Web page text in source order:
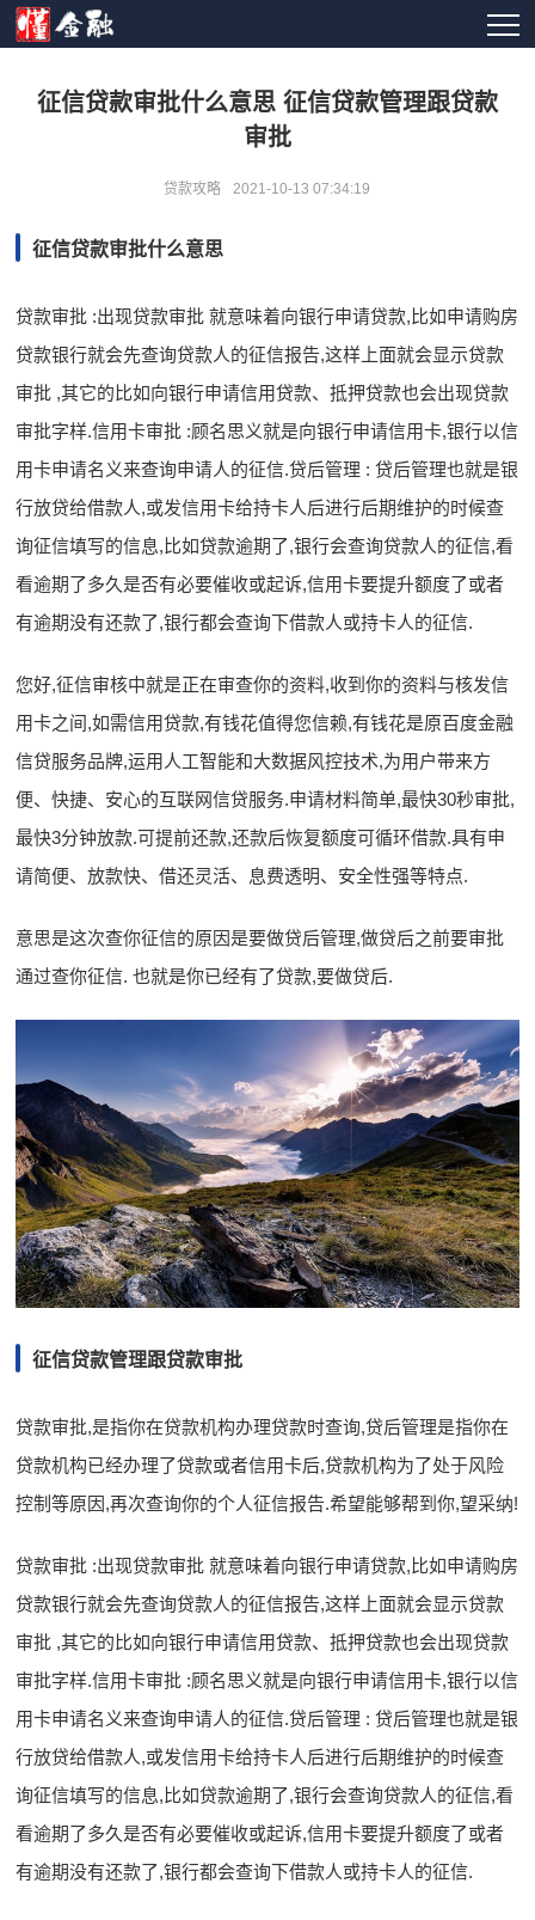
征信贷款审批什么意思 征信贷款管理跟贷款
审批
贷款攻略 2021-10-13 07:34:19
征信贷款审批什么意思
贷款审批 :出现贷款审批 就意味着向银行申请贷款,比如申请购房
贷款银行就会先查询贷款人的征信报告,这样上面就会显示贷款
审批 ,其它的比如向银行申请信用贷款、抵押贷款也会出现贷款
审批字样.信用卡审批 :顾名思义就是向银行申请信用卡,银行以信
用卡申请名义来查询申请人的征信.贷后管理 : 贷后管理也就是银
行放贷给借款人,或发信用卡给持卡人后进行后期维护的时候查
询征信填写的信息,比如贷款逾期了,银行会查询贷款人的征信,看
看逾期了多久是否有必要催收或起诉,信用卡要提升额度了或者
有逾期没有还款了,银行都会查询下借款人或持卡人的征信.
您好,征信审核中就是正在审查你的资料,收到你的资料与核发信
用卡之间,如需信用贷款,有钱花值得您信赖,有钱花是原百度金融
信贷服务品牌,运用人工智能和大数据风控技术,为用户带来方
便、快捷、安心的互联网信贷服务.申请材料简单,最快30秒审批,
最快3分钟放款.可提前还款,还款后恢复额度可循环借款.具有申
请简便、放款快、借还灵活、息费透明、安全性强等特点.
意思是这次查你征信的原因是要做贷后管理,做贷后之前要审批
通过查你征信. 也就是你已经有了贷款,要做贷后.
征信贷款管理跟贷款审批
贷款审批,是指你在贷款机构办理贷款时查询,贷后管理是指你在
贷款机构已经办理了贷款或者信用卡后,贷款机构为了处于风险
控制等原因,再次查询你的个人征信报告.希望能够帮到你,望采纳!
贷款审批 :出现贷款审批 就意味着向银行申请贷款,比如申请购房
贷款银行就会先查询贷款人的征信报告,这样上面就会显示贷款
审批 ,其它的比如向银行申请信用贷款、抵押贷款也会出现贷款
审批字样.信用卡审批 :顾名思义就是向银行申请信用卡,银行以信
用卡申请名义来查询申请人的征信.贷后管理 : 贷后管理也就是银
行放贷给借款人,或发信用卡给持卡人后进行后期维护的时候查
询征信填写的信息,比如贷款逾期了,银行会查询贷款人的征信,看
看逾期了多久是否有必要催收或起诉,信用卡要提升额度了或者
有逾期没有还款了,银行都会查询下借款人或持卡人的征信.